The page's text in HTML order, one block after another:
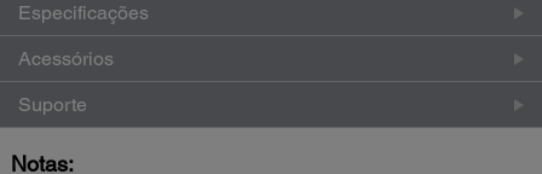
Especificações
Acessórios
Suporte
Notas: